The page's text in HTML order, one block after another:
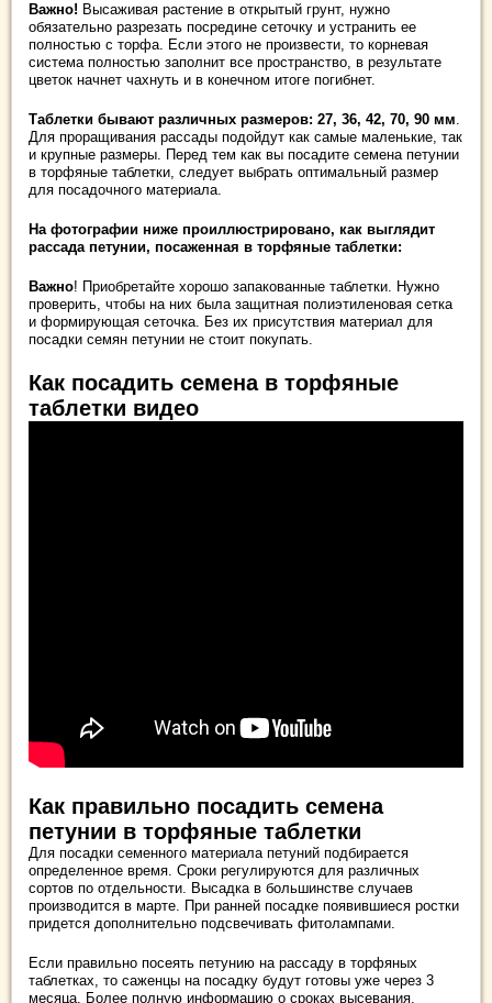
Важно! Высаживая растение в открытый грунт, нужно
обязательно разрезать посредине сеточку и устранить ее
полностью с торфа. Если этого не произвести, то корневая
система полностью заполнит все пространство, в результате
цветок начнет чахнуть и в конечном итоге погибнет.
Таблетки бывают различных размеров: 27, 36, 42, 70, 90 мм.
Для проращивания рассады подойдут как самые маленькие, так
и крупные размеры. Перед тем как вы посадите семена петунии
в торфяные таблетки, следует выбрать оптимальный размер
для посадочного материала.
На фотографии ниже проиллюстрировано, как выглядит
рассада петунии, посаженная в торфяные таблетки:
Важно! Приобретайте хорошо запакованные таблетки. Нужно
проверить, чтобы на них была защитная полиэтиленовая сетка
и формирующая сеточка. Без их присутствия материал для
посадки семян петунии не стоит покупать.
Как посадить семена в торфяные
таблетки видео
Как правильно посадить семена
петунии в торфяные таблетки
Для посадки семенного материала петуний подбирается
определенное время. Сроки регулируются для различных
сортов по отдельности. Высадка в большинстве случаев
производится в марте. При ранней посадке появившиеся ростки
придется дополнительно подсвечивать фитолампами.
Если правильно посеять петунию на рассаду в торфяных
таблетках, то саженцы на посадку будут готовы уже через 3
месяца. Более полную информацию о сроках высевания,